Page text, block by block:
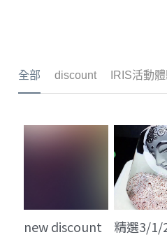
課程簡介
商務活動
全部 discount IRIS活動
new discount 精選3/1/